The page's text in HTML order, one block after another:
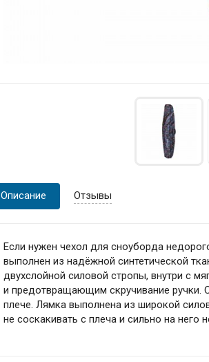
Описание Отзывы
Если нужен чехол для сноуборда
выполнен из надёжной синтетической
двухслойной силовой стропы, внутри с
и предотвращающим скручивание ручки.
плече. Лямка выполнена из широкой
не соскакивать с плеча и сильно на него